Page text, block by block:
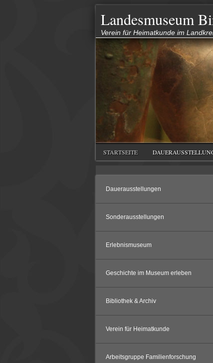
Landesmuseum
Verein für Heimatkunde im
STARTSEITE
Dauerausstellungen
Sonderausstellungen
Erlebnismuseum
Geschichte im Museum erleben
Bibliothek & Archiv
Verein für Heimatkunde
Arbeitsgruppe Familienforschung